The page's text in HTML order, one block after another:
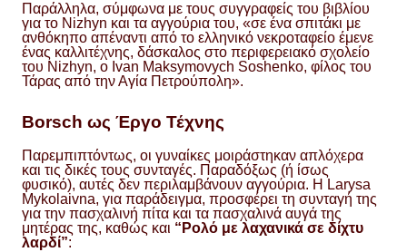
Παράλληλα, σύμφωνα με τους συγγραφείς του βιβλίου
για το Nizhyn και τα αγγούρια του, «σε ένα σπιτάκι με
ανθόκηπο απέναντι από το ελληνικό νεκροταφείο έμενε
ένας καλλιτέχνης, δάσκαλος στο περιφερειακό σχολείο
του Nizhyn, ο Ivan Maksymovych Soshenko, φίλος του
Τάρας από την Αγία Πετρούπολη».
Borsch ως Έργο Τέχνης
Παρεμπιπτόντως, οι γυναίκες μοιράστηκαν απλόχερα
και τις δικές τους συνταγές. Παραδόξως (ή ίσως
φυσικό), αυτές δεν περιλαμβάνουν αγγούρια. Η Larysa
Mykolaivna, για παράδειγμα, προσφέρει τη συνταγή της
για την πασχαλινή πίτα και τα πασχαλινά αυγά της
μητέρας της, καθώς και “Ρολό με λαχανικά σε δίχτυ
λαρδί”: